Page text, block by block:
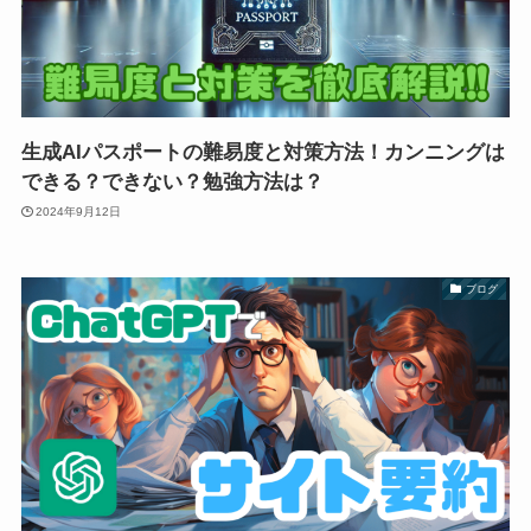
生成AIパスポートの難易度と対策方法！カンニングは
できる？できない？勉強方法は？
2024年9月12日
ブログ